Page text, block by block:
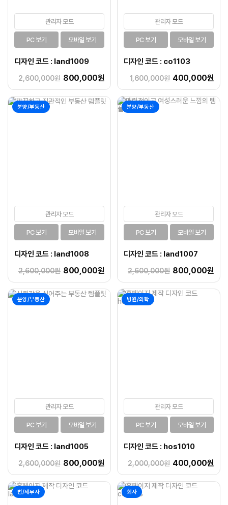
관리자 모드
PC 보기 모바일 보기
디자인 코드 : land1009
2,600,000원 800,000원
관리자 모드
PC 보기 모바일 보기
디자인 코드 : co1103
1,600,000원 400,000원
분양/부동산
관리자 모드
PC 보기 모바일 보기
디자인 코드 : land1008
2,600,000원 800,000원
분양/부동산
관리자 모드
PC 보기 모바일 보기
디자인 코드 : land1007
2,600,000원 800,000원
분양/부동산
관리자 모드
PC 보기 모바일 보기
디자인 코드 : land1005
2,600,000원 800,000원
병원/의학
관리자 모드
PC 보기 모바일 보기
디자인 코드 : hos1010
2,000,000원 400,000원
법/세무사 회사